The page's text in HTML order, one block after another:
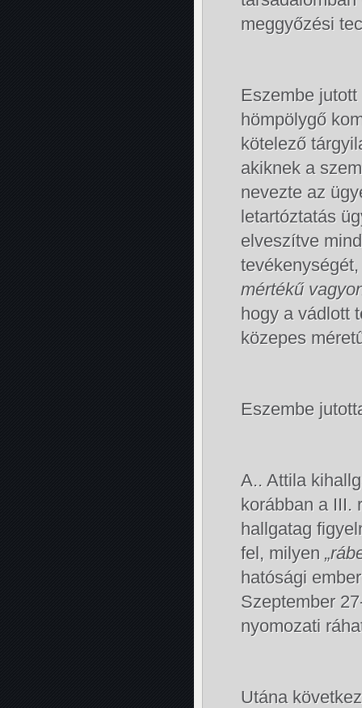
meggyőzési
Eszembe
hömpölygő
kötelező
akiknek a
nevezte az
letartóztatás
elveszítve
mértékű
hogy a vádlott
közepes
Eszembe
A.. Attila
korábban a III.
hallgatag
fel, milyen
hatósági
Szeptember
nyomozati
Utána